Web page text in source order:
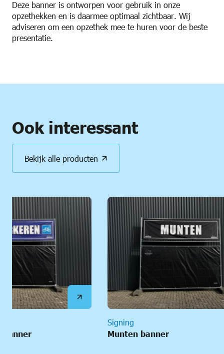
Deze banner is ontworpen voor gebruik in onze
opzethekken en is daarmee optimaal zichtbaar. Wij
adviseren om een opzethek mee te huren voor de beste
presentatie.
Ook interessant
Bekijk alle producten
Munten banner